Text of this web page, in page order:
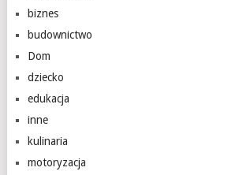
biznes
budownictwo
Dom
dziecko
edukacja
inne
kulinaria
motoryzacja